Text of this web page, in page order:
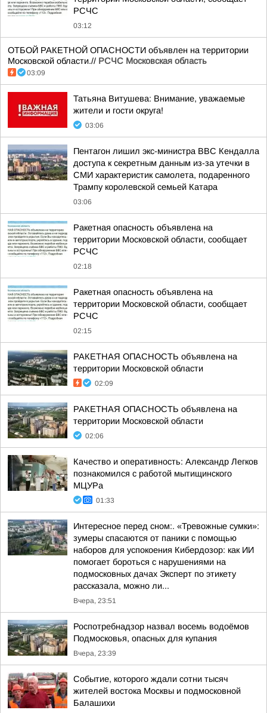
РСЧС
03:12
ОТБОЙ РАКЕТНОЙ ОПАСНОСТИ объявлен на территории
Московской области.// РСЧС Московская область
03:09
Татьяна Витушева: Внимание, уважаемые
жители и гости округа!
03:06
Пентагон лишил экс-министра ВВС Кендалла
доступа к секретным данным из-за утечки в
СМИ характеристик самолета, подаренного
Трампу королевской семьей Катара
03:06
Ракетная опасность объявлена на
территории Московской области, сообщает
РСЧС
02:18
Ракетная опасность объявлена на
территории Московской области, сообщает
РСЧС
02:15
РАКЕТНАЯ ОПАСНОСТЬ объявлена на
территории Московской области
02:09
РАКЕТНАЯ ОПАСНОСТЬ объявлена на
территории Московской области
02:06
Качество и оперативность: Александр Легков
познакомился с работой мытищинского
МЦУРа
01:33
Интересное перед сном:. «Тревожные сумки»:
зумеры спасаются от паники с помощью
наборов для успокоения Кибердозор: как ИИ
помогает бороться с нарушениями на
подмосковных дачах Эксперт по этикету
рассказала, можно ли...
Вчера, 23:51
Роспотребнадзор назвал восемь водоёмов
Подмосковья, опасных для купания
Вчера, 23:39
Событие, которого ждали сотни тысяч
жителей востока Москвы и подмосковной
Балашихи